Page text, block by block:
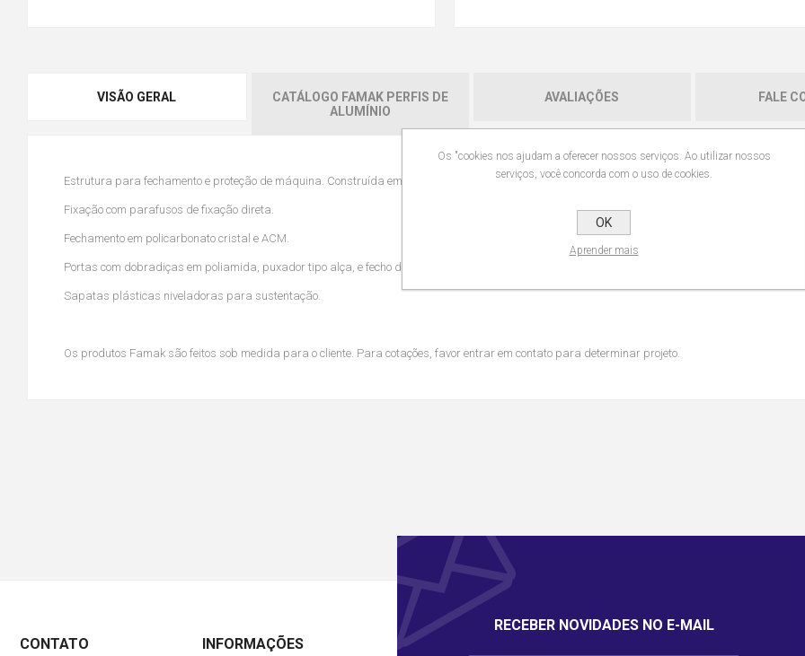
VISÃO GERAL
CATÁLOGO FAMAK PERFIS DE
ALUMÍNIO
AVALIAÇÕES FALE
Estrutura para fechamento e proteção de máquina. Construída em perfil de alumínio estrutural.
Fixação com parafusos de fixação direta.
Fechamento em policarbonato cristal e ACM.
Portas com dobradiças em poliamida, puxador tipo alça, e fecho de esferas.
Sapatas plásticas niveladoras para sustentação.
Os produtos Famak são feitos sob medida para o cliente. Para cotações, favor entrar em contato para determinar projeto.
RECEBER NOVIDADES NO E-MAIL
CONTATO
INFORMAÇÕES
Os "cookies nos ajudam a oferecer nossos serviços. Ao utilizar nossos
serviços, você concorda com o uso de cookies.
OK
Aprender mais